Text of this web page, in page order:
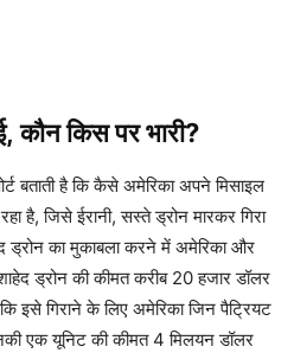
कौन किस पर भारी?
बताती है कि कैसे अमेरिका अपने मिसाइल
है, जिसे ईरानी, सस्ते ड्रोन मारकर गिरा
ड्रोन का मुकाबला करने में अमेरिका और
ड्रोन की कीमत करीब 20 हजार डॉलर
इसे गिराने के लिए अमेरिका जिन पैट्रियट
एक यूनिट की कीमत 4 मिलयन डॉलर